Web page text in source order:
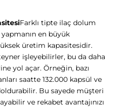
Farklı tipte ilaç dolum
en büyük
üretim kapasitesidir.
işleyebilirler, bu da daha
yol açar. Örneğin, bazı
saatte 132.000 kapsül ve
Bu sayede müşteri
ve rekabet avantajınızı